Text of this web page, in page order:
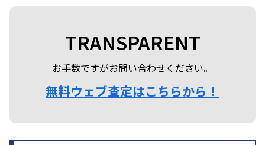
TRANSPARENT
お手数ですがお問い合わせください。
無料ウェブ査定はこちらから！